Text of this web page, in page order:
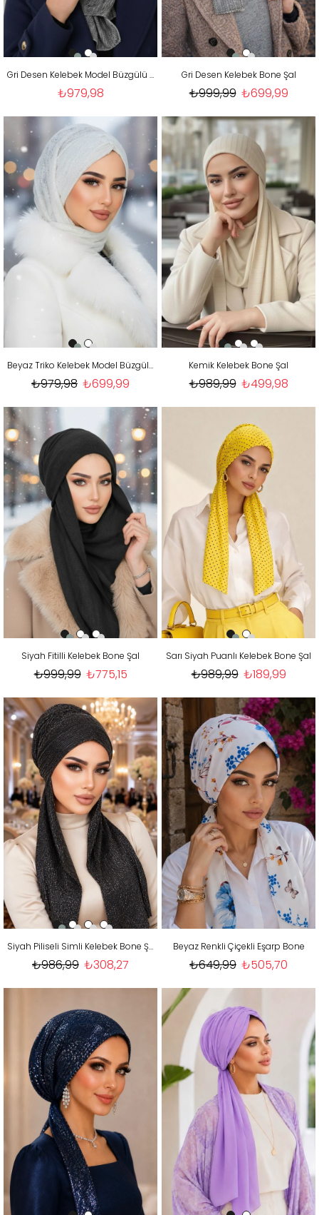
Gri Desen Kelebek Model Büzgülü Bone Şal
₺979,98
Gri Desen Kelebek Bone Şal
₺699,99
₺999,99
Beyaz Triko Kelebek Model Büzgülü Bone Şal
₺699,99
₺979,98
Kemik Kelebek Bone Şal
₺499,98
₺989,99
Siyah Fitilli Kelebek Bone Şal
₺775,15
₺999,99
Sarı Siyah Puanlı Kelebek Bone Şal
₺189,99
₺989,99
Siyah Piliseli Simli Kelebek Bone Şal
₺308,27
₺986,99
Beyaz Renkli Çiçekli Eşarp Bone
₺505,70
₺649,99